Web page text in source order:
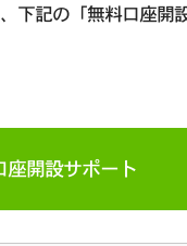
下記の「無料口座開
座開設サポート